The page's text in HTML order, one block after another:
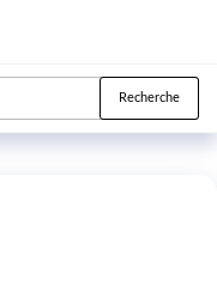
Recherche